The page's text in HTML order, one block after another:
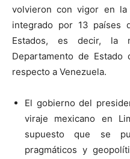
volvieron con vigor en
integrado por 13 países
Estados, es decir, la
Departamento de
respecto a Venezuela.
El gobierno del
viraje mexicano en
supuesto que se
pragmáticos y